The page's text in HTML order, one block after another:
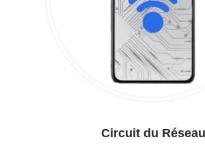
Circuit du Réseau